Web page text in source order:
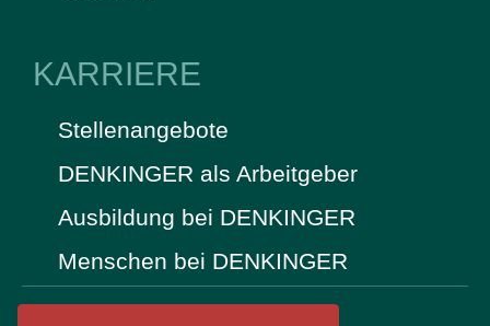
KARRIERE
Stellenangebote
DENKINGER als Arbeitgeber
Ausbildung bei DENKINGER
Menschen bei DENKINGER